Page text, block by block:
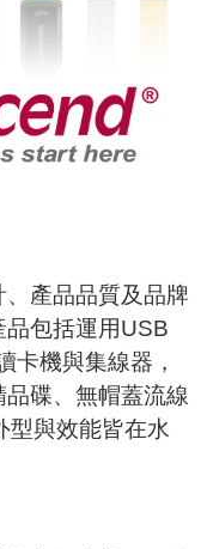
產品品質及品牌
包括運用USB
卡機與集線器，
碟、無帽蓋流線
型與效能皆在水